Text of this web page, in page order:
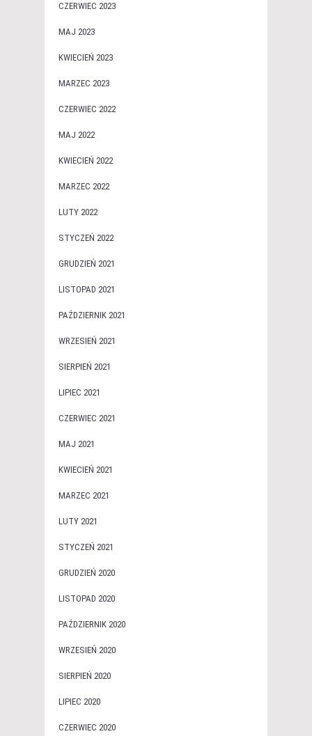
CZERWIEC 2023
MAJ 2023
KWIECIEŃ 2023
MARZEC 2023
CZERWIEC 2022
MAJ 2022
KWIECIEŃ 2022
MARZEC 2022
LUTY 2022
STYCZEŃ 2022
GRUDZIEŃ 2021
LISTOPAD 2021
PAŹDZIERNIK 2021
WRZESIEŃ 2021
SIERPIEŃ 2021
LIPIEC 2021
CZERWIEC 2021
MAJ 2021
KWIECIEŃ 2021
MARZEC 2021
LUTY 2021
STYCZEŃ 2021
GRUDZIEŃ 2020
LISTOPAD 2020
PAŹDZIERNIK 2020
WRZESIEŃ 2020
SIERPIEŃ 2020
LIPIEC 2020
CZERWIEC 2020